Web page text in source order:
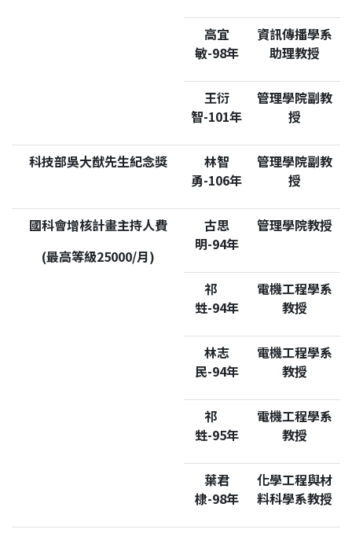
高宜
敏-98年
資訊傳播學系
助理教授
王衍
智-101年
管理學院副教
授
科技部吳大猷先生紀念獎
林智
勇-106年
管理學院副教
授
國科會增核計畫主持人費
(最高等級25000/月)
古思
明-94年
管理學院教授
祁
甡-94年
電機工程學系
教授
林志
民-94年
電機工程學系
教授
祁
甡-95年
電機工程學系
教授
葉君
棣-98年
化學工程與材
料科學系教授